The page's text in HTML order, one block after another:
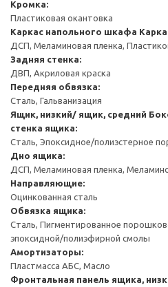
Кромка:
Пластиковая окантовка
Каркас напольного шкафа
ДСП, Меламиновая пленка,
Задняя стенка:
ДВП, Акриловая краска
Передняя обвязка:
Сталь, Гальванизация
Ящик, низкий/ ящик, средний
стенка ящика:
Сталь, Эпоксидное/полиэстерное
Дно ящика:
ДСП, Меламиновая пленка,
Направляющие:
Оцинкованная сталь
Обвязка ящика:
Сталь, Пигментированное
эпоксидной/полиэфирной смолы
Амортизаторы:
Пластмасса АБС, Масло
Фронтальная панель ящика,